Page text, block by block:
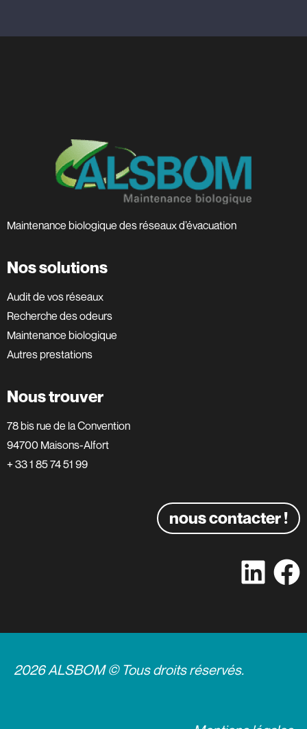
Maintenance biologique des réseaux d’évacuation
Nos solutions
Audit de vos réseaux
Recherche des odeurs
Maintenance biologique
Autres prestations
Nous trouver
78 bis rue de la Convention
94700 Maisons-Alfort
+ 33 1 85 74 51 99
nous contacter !
2026 ALSBOM © Tous droits réservés.